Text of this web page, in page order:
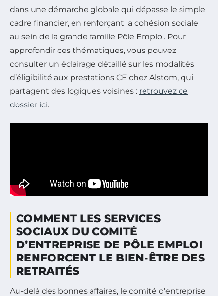
dans une démarche globale qui dépasse le simple
cadre financier, en renforçant la cohésion sociale
au sein de la grande famille Pôle Emploi. Pour
approfondir ces thématiques, vous pouvez
consulter un éclairage détaillé sur les modalités
d’éligibilité aux prestations CE chez Alstom, qui
partagent des logiques voisines : retrouvez ce
dossier ici.
COMMENT LES SERVICES
SOCIAUX DU COMITÉ
D’ENTREPRISE DE PÔLE EMPLOI
RENFORCENT LE BIEN-ÊTRE DES
RETRAITÉS
Au-delà des bonnes affaires, le comité d’entreprise